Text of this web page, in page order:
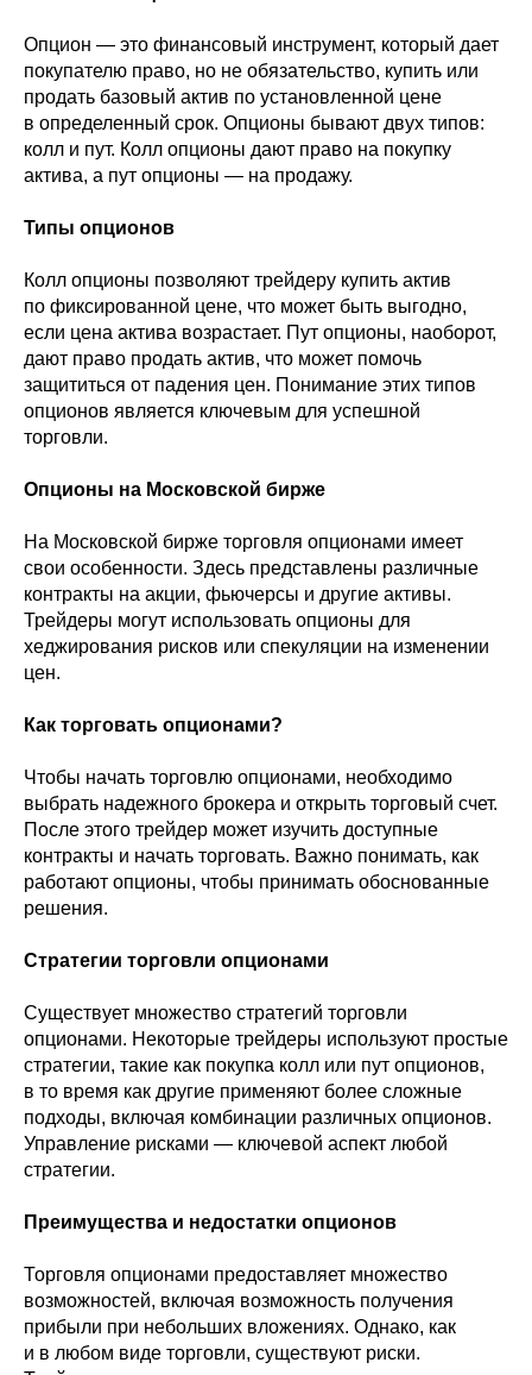
Опцион — это финансовый инструмент, который дает
покупателю право, но не обязательство, купить или
продать базовый актив по установленной цене
в определенный срок. Опционы бывают двух типов:
колл и пут. Колл опционы дают право на покупку
актива, а пут опционы — на продажу.
Типы опционов
Колл опционы позволяют трейдеру купить актив
по фиксированной цене, что может быть выгодно,
если цена актива возрастает. Пут опционы, наоборот,
дают право продать актив, что может помочь
защититься от падения цен. Понимание этих типов
опционов является ключевым для успешной
торговли.
Опционы на Московской бирже
На Московской бирже торговля опционами имеет
свои особенности. Здесь представлены различные
контракты на акции, фьючерсы и другие активы.
Трейдеры могут использовать опционы для
хеджирования рисков или спекуляции на изменении
цен.
Как торговать опционами?
Чтобы начать торговлю опционами, необходимо
выбрать надежного брокера и открыть торговый счет.
После этого трейдер может изучить доступные
контракты и начать торговать. Важно понимать, как
работают опционы, чтобы принимать обоснованные
решения.
Стратегии торговли опционами
Существует множество стратегий торговли
опционами. Некоторые трейдеры используют простые
стратегии, такие как покупка колл или пут опционов,
в то время как другие применяют более сложные
подходы, включая комбинации различных опционов.
Управление рисками — ключевой аспект любой
стратегии.
Преимущества и недостатки опционов
Торговля опционами предоставляет множество
возможностей, включая возможность получения
прибыли при небольших вложениях. Однако, как
и в любом виде торговли, существуют риски.